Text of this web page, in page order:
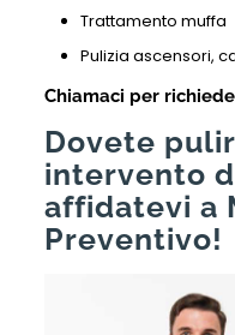
Trattamento muffa
Pulizia ascensori,
Chiamaci per
Dovete
intervento
affidatevi a
Preventivo!